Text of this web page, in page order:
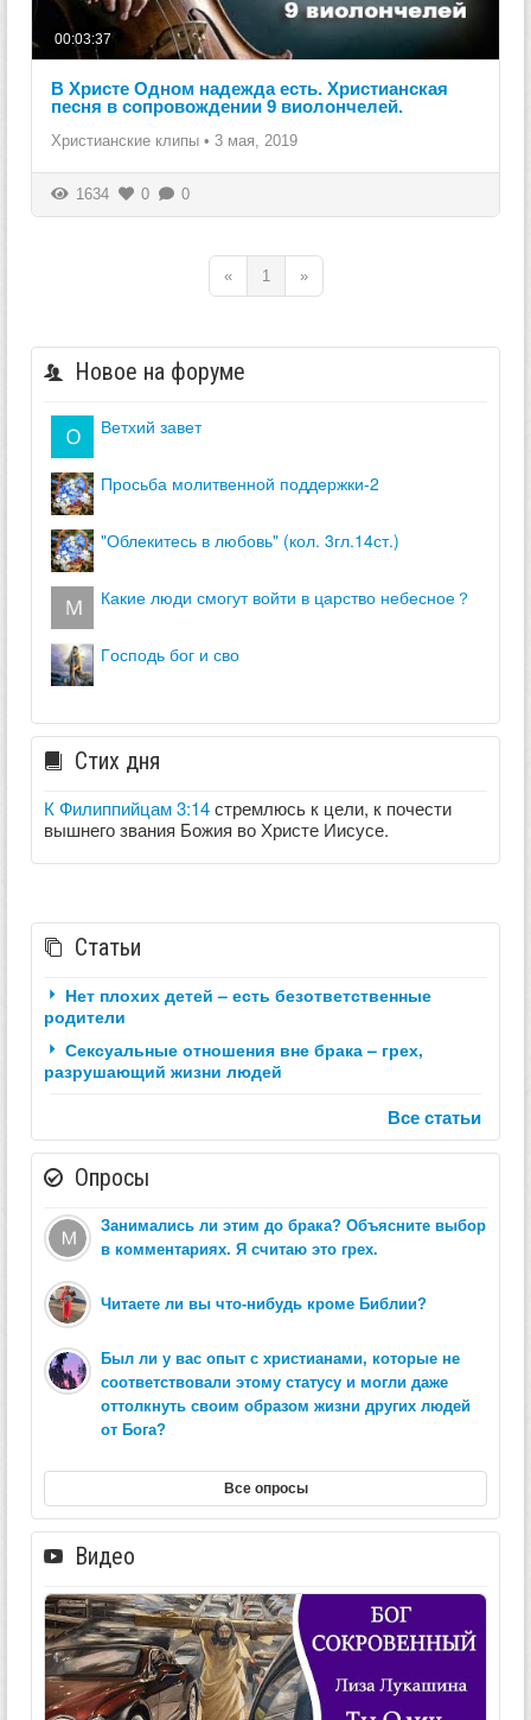
00:03:37
В Христе Одном надежда есть. Христианская
песня в сопровождении 9 виолончелей.
Христианские клипы • 3 мая, 2019
1634 0 0
« 1 »
Новое на форуме
ветхий завет
просьба молитвенной поддержки-2
"облекитесь в любовь" (кол. 3гл.14ст.)
какие люди смогут войти в царство небесное？
господь бог и сво
Стих дня
К Филиппийцам 3:14стремлюсь к цели, к почести
вышнего звания Божия во Христе Иисусе.
Статьи
Нет плохих детей – есть безответственные
родители
Сексуальные отношения вне брака – грех,
разрушающий жизни людей
Все статьи
Опросы
Занимались ли этим до брака? Объясните выбор
в комментариях. Я считаю это грех.
Читаете ли вы что-нибудь кроме Библии?
Был ли у вас опыт с христианами, которые не
соответствовали этому статусу и могли даже
оттолкнуть своим образом жизни других людей
от Бога?
Все опросы
Видео